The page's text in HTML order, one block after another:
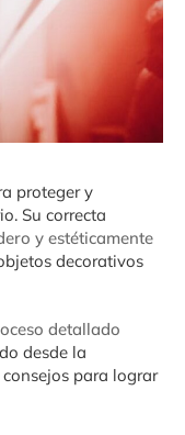
proteger y
Su correcta
y estéticamente
decorativos
detallado
desde la
para lograr